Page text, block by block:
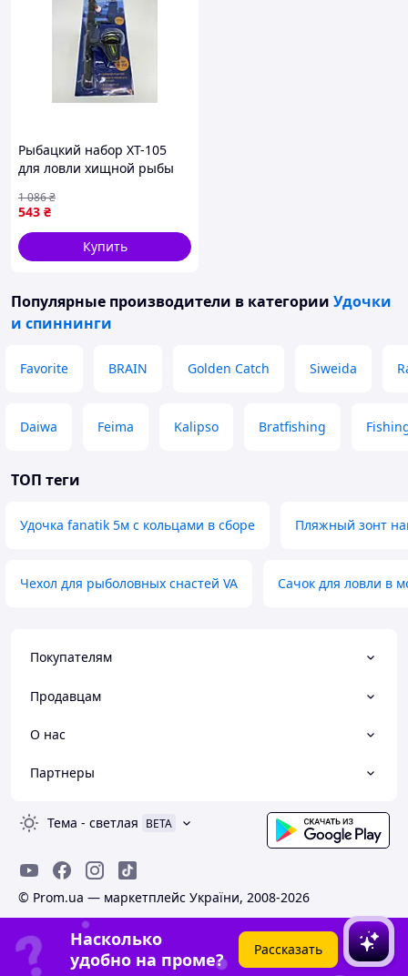
Рыбацкий набор XT-105
для ловли хищной рыбы
комфортной рыбалки
543 ₴
1 086₴
Купить
Популярные производители в категории Удочки
и спиннинги
Favorite BRAIN Golden Catch Siweida
Daiwa Feima Kalipso Bratfishing
ТОП теги
Удочка fanatik 5м с кольцами в сборе Пляжный зонт
Чехол для рыболовных снастей VA Сачок для ловли в
Покупателям
Продавцам
О нас
Партнеры
Тема - светлая BETA
© Prom.ua — маркетплейс України, 2008-2026
Насколько
удобно на проме?
Рассказать